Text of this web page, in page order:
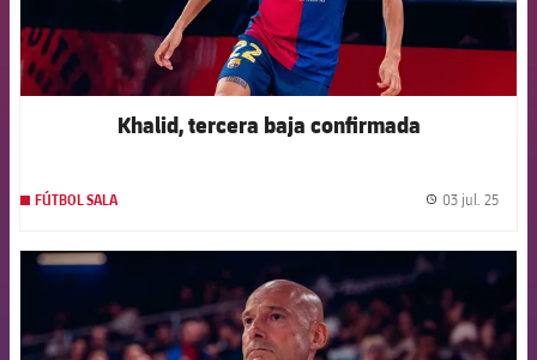
Khalid, tercera baja confirmada
FÚTBOL SALA 03 jul. 25
FCB Barcelona badge